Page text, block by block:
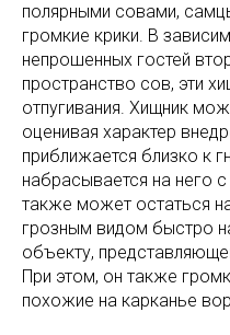
полярными совами,
громкие крики. В
непрошенных гостей
пространство сов, эти
отпугивания. Хищник
оценивая характер
приближается близко к
набрасывается на него
также может остаться
грозным видом быстро
объекту,
При этом, он также
похожие на карканье